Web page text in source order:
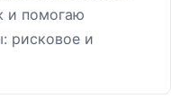
и помогаю
рисковое и